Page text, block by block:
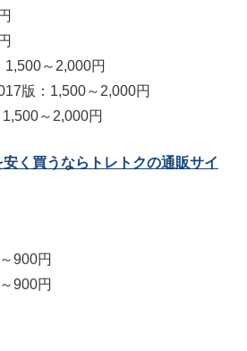
1,500～2,000円
版：1,500～2,000円
～2,000円
安く買うならトレトクの通販サイ
900円
900円